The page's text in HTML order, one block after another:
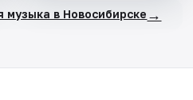
музыка в Новосибирске →